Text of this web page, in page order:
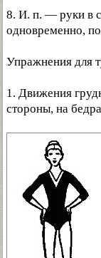
8. И. п. — руки в
одновременно,
Упражнения для
1. Движения
стороны, на